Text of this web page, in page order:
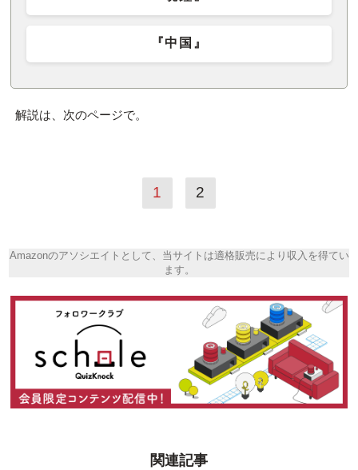
『中国』
解説は、次のページで。
1 2
Amazonのアソシエイトとして、当サイトは適格販売により収入を得てい
ます。
関連記事